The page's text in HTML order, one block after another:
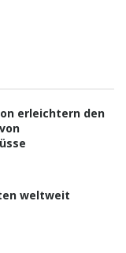
erleichtern den
weltweit